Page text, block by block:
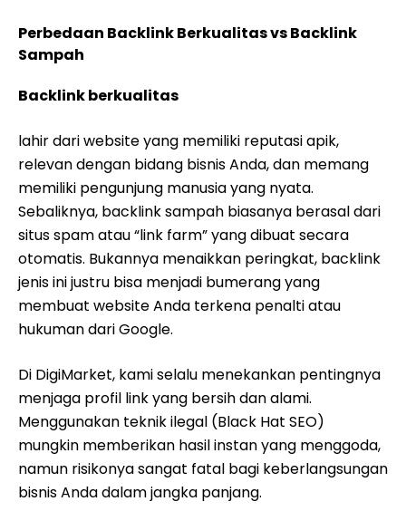
Perbedaan Backlink Berkualitas vs Backlink
Sampah
Backlink berkualitas
lahir dari website yang memiliki reputasi apik,
relevan dengan bidang bisnis Anda, dan memang
memiliki pengunjung manusia yang nyata.
Sebaliknya, backlink sampah biasanya berasal dari
situs spam atau “link farm” yang dibuat secara
otomatis. Bukannya menaikkan peringkat, backlink
jenis ini justru bisa menjadi bumerang yang
membuat website Anda terkena penalti atau
hukuman dari Google.
Di DigiMarket, kami selalu menekankan pentingnya
menjaga profil link yang bersih dan alami.
Menggunakan teknik ilegal (Black Hat SEO)
mungkin memberikan hasil instan yang menggoda,
namun risikonya sangat fatal bagi keberlangsungan
bisnis Anda dalam jangka panjang.